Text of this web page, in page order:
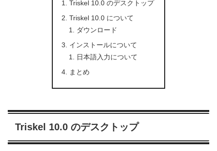
Triskel 10.0 のデスクトップ
Triskel 10.0 について
ダウンロード
インストールについて
日本語入力について
まとめ
Triskel 10.0 のデスクトップ